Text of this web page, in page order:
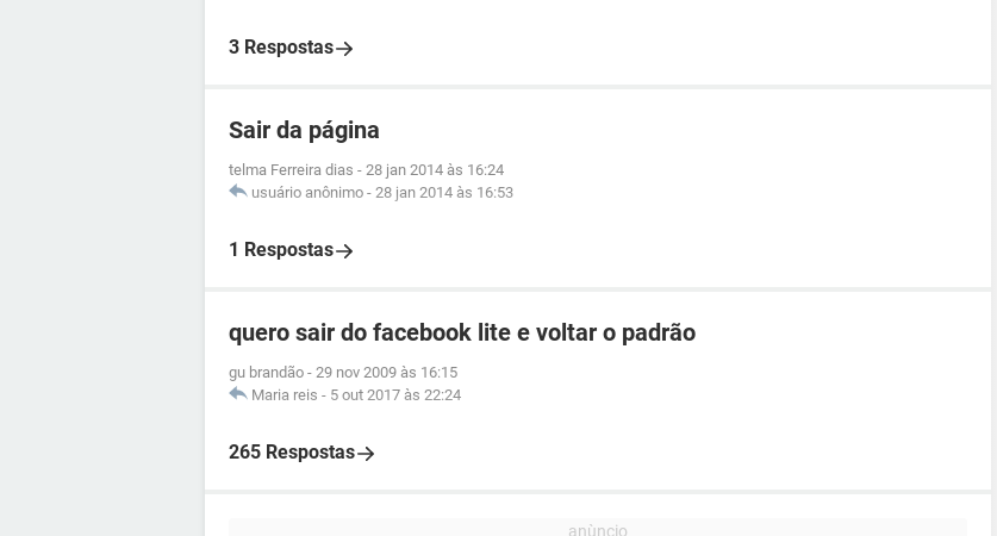
3 Respostas
Sair da página
telma Ferreira dias - 28 jan 2014 às 16:24
usuário anônimo - 28 jan 2014 às 16:53
1 Respostas
quero sair do facebook lite e voltar o padrão
gu brandão - 29 nov 2009 às 16:15
Maria reis - 5 out 2017 às 22:24
265 Respostas